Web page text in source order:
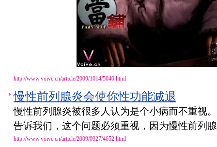
http://www.voive.cn/article/2009/1014/5040.html
慢性前列腺炎会使你性功能减退
慢性前列腺炎被很多人认为是个小病而不重视
告诉我们，这个问题必须重视，因为慢性前列
http://www.voive.cn/article/2009/0927/4652.html